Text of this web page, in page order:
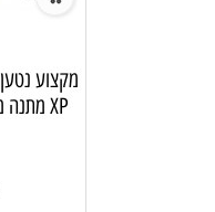
XP מתנה מטען + סוללה 2.0Ah